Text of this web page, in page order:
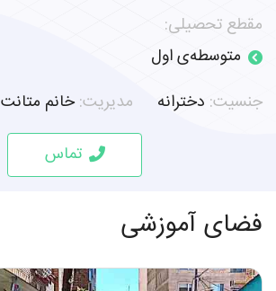
مقطع تحصیلی:
متوسطه‌ی اول
جنسیت: دخترانه مدیریت:خانم متانت
تماس
فضای آموزشی